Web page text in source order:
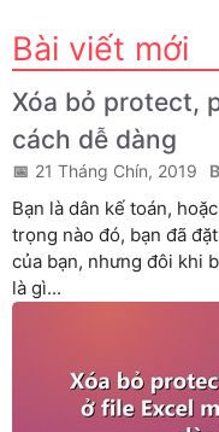
Bài viết mới
Xóa bỏ protect,
cách dễ dàng
21 Tháng Chín, 2019
Bạn là dân kế toán,
trọng nào đó, bạn đã
của bạn, nhưng đôi khi
là gì...